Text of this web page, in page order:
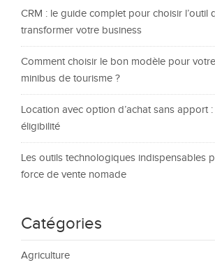
CRM : le guide complet pour choisir l’outil
transformer votre business
Comment choisir le bon modèle pour
minibus de tourisme ?
Location avec option d’achat sans apport
éligibilité
Les outils technologiques indispensables
force de vente nomade
Catégories
Agriculture